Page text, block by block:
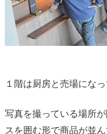
１階は厨房と売場になっ
写真を撮っている場所
スを囲む形で商品が並ん